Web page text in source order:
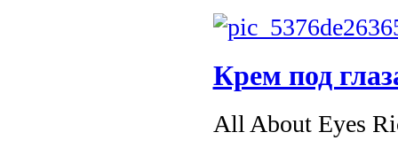
Крем под
All About Eyes